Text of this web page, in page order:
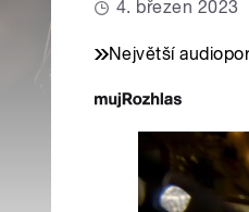
4. březen 2023
Největší